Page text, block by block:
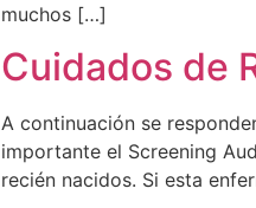
muchos […]
Cuidados de
A continuación se
importante el Screening
recién nacidos. Si esta